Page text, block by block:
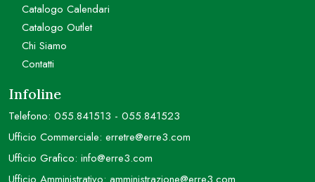
Catalogo Calendari
Catalogo Outlet
Chi Siamo
Contatti
Infoline
Telefono: 055.841513 - 055.841523
Ufficio Commerciale: erretre@erre3.com
Ufficio Grafico: info@erre3.com